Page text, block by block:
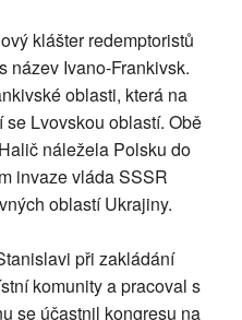
klášter redemptoristů
název Ivano-Frankivsk.
oblasti, která na
Lvovskou oblastí. Obě
náležela Polsku do
invaze vláda SSSR
oblastí Ukrajiny.
při zakládání
komunity a pracoval s
se účastnil kongresu na